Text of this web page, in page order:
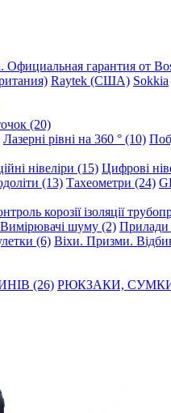
Официальная гарантия от
Raytek (США) Sokkia
(20)
Лазерні рівні на 360 ° (10)
нівеліри (15) Цифрові
(13) Тахеометри (24)
корозії ізоляції
Вимірювачі шуму (2) Прилади
(6) Віхи. Призми.
(26) РЮКЗАКИ,